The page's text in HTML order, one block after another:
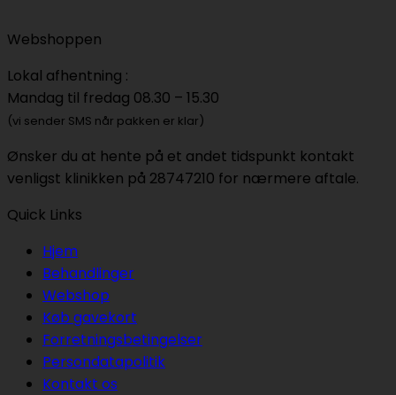
Webshoppen
Lokal afhentning :
Mandag til fredag 08.30 – 15.30
(vi sender SMS når pakken er klar)
Ønsker du at hente på et andet tidspunkt kontakt
venligst klinikken på 28747210 for nærmere aftale.
Quick Links
Hjem
Behandlinger
Webshop
Køb gavekort
Forretningsbetingelser
Persondatapolitik
Kontakt os